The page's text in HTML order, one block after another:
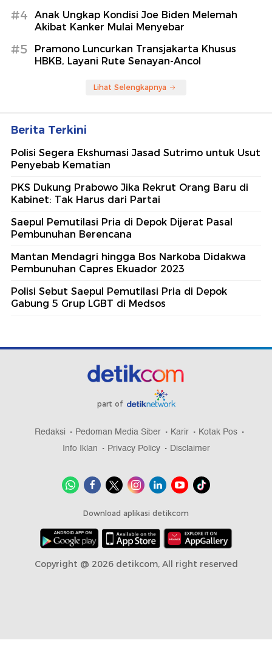
#4
Anak Ungkap Kondisi Joe Biden Melemah
Akibat Kanker Mulai Menyebar
#5
Pramono Luncurkan Transjakarta Khusus
HBKB, Layani Rute Senayan-Ancol
Lihat Selengkapnya
Berita Terkini
Polisi Segera Ekshumasi Jasad Sutrimo untuk Usut
Penyebab Kematian
PKS Dukung Prabowo Jika Rekrut Orang Baru di
Kabinet: Tak Harus dari Partai
Saepul Pemutilasi Pria di Depok Dijerat Pasal
Pembunuhan Berencana
Mantan Mendagri hingga Bos Narkoba Didakwa
Pembunuhan Capres Ekuador 2023
Polisi Sebut Saepul Pemutilasi Pria di Depok
Gabung 5 Grup LGBT di Medsos
part of
Redaksi Pedoman Media Siber Karir
Kotak Pos
Info Iklan
Privacy Policy Disclaimer
Download aplikasi detikcom
Copyright @ 2026 detikcom, All right reserved